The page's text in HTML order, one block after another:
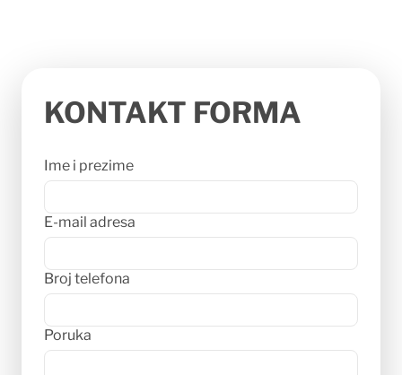
KONTAKT FORMA
Ime i prezime
E-mail adresa
Broj telefona
Poruka